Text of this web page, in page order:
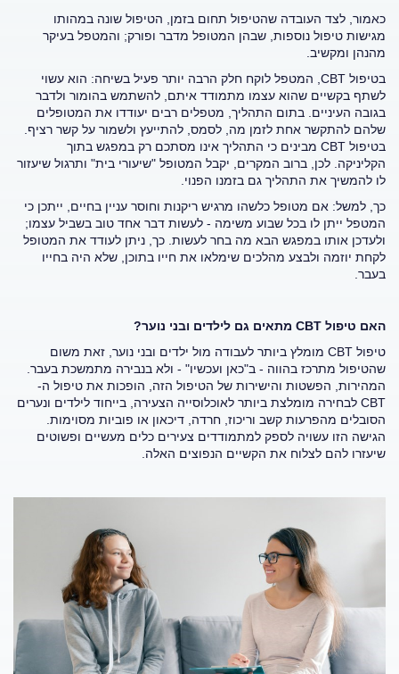
כאמור, לצד העובדה שהטיפול תחום בזמן, הטיפול שונה במהותו
מגישות טיפול נוספות, שבהן המטופל מדבר ופורק; והמטפל בעיקר
מהנהן ומקשיב.
בטיפול CBT, המטפל לוקח חלק הרבה יותר פעיל בשיחה: הוא עשוי
לשתף בקשיים שהוא עצמו מתמודד איתם, להשתמש בהומור ולדבר
בגובה העיניים. בתום התהליך, מטפלים רבים יעודדו את המטופלים
שלהם להתקשר אחת לזמן מה, לסמס, להתייעץ ולשמור על קשר רציף.
בטיפול CBT מבינים כי התהליך אינו מסתכם רק במפגש בתוך
הקליניקה. לכן, ברוב המקרים, יקבל המטופל "שיעורי בית" ותרגול שיעזור
לו להמשיך את התהליך גם בזמנו הפנוי.
כך, למשל: אם מטופל כלשהו מרגיש ריקנות וחוסר עניין בחיים, ייתכן כי
המטפל ייתן לו בכל שבוע משימה - לעשות דבר אחד טוב בשביל עצמו;
ולעדכן אותו במפגש הבא מה בחר לעשות. כך, ניתן לעודד את המטופל
לקחת יוזמה ולבצע מהלכים שימלאו את חייו בתוכן, שלא היה בחייו
בעבר.
האם טיפול CBT מתאים גם לילדים ובני נוער?
טיפול CBT
מומלץ ביותר לעבודה מול ילדים ובני נוער, זאת משום
שהטיפול מתרכז בהווה - ב"כאן ועכשיו" - ולא בנבירה מתמשכת בעבר.
המהירות, הפשטות והישירות של הטיפול הזה, הופכות את טיפול ה-
CBT לבחירה מומלצת ביותר לאוכלוסייה הצעירה, בייחוד לילדים ונערים
הסובלים מהפרעות קשב וריכוז, חרדה, דיכאון או פוביות מסוימות.
הגישה הזו עשויה לספק למתמודדים צעירים כלים מעשיים ופשוטים
שיעזרו להם לצלוח את הקשיים הנפוצים האלה.